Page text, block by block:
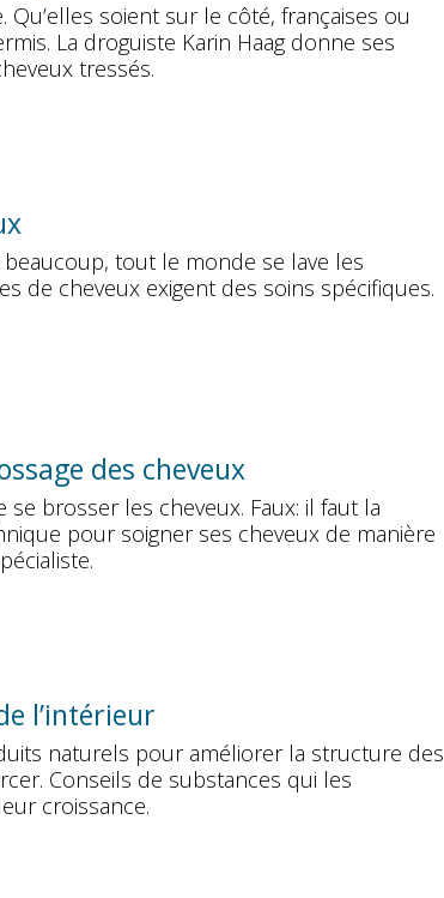
Qu’elles soient sur le côté, françaises ou
La droguiste Karin Haag donne ses
tressés.
tout le monde se lave les
de cheveux exigent des soins spécifiques.
des cheveux
brosser les cheveux. Faux: il faut la
pour soigner ses cheveux de manière
l’intérieur
naturels pour améliorer la structure des
Conseils de substances qui les
croissance.